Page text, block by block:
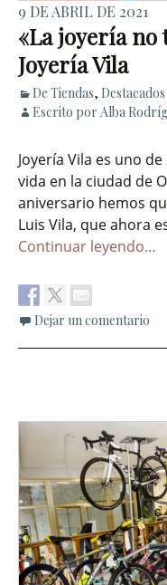
9 DE ABRIL DE 2021
«La joyería no
Joyería Vila
De Tiendas, Destacados
Escrito por Alba
Joyería Vila es uno
vida en la ciudad de
aniversario hemos
Luis Vila, que ahora
Continuar leyendo…
Dejar un comentario